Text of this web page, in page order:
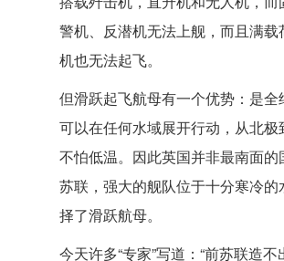
警机、反潜机无法上舰，而且满载
机也无法起飞。
但滑跃起飞航母有一个优势：是全
可以在任何水域展开行动，从北极
不怕低温。因此英国并非最南面的
苏联，强大的舰队位于十分寒冷的
择了滑跃航母。
今天许多“专家”写道：“前苏联造